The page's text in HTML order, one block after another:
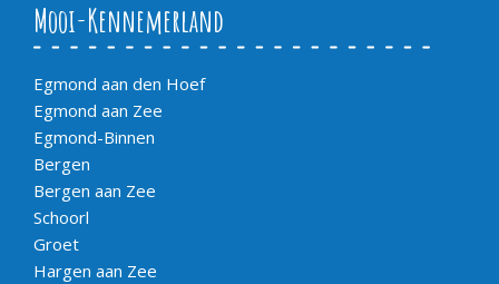
Mooi-Kennemerland
Egmond aan den Hoef
Egmond aan Zee
Egmond-Binnen
Bergen
Bergen aan Zee
Schoorl
Groet
Hargen aan Zee